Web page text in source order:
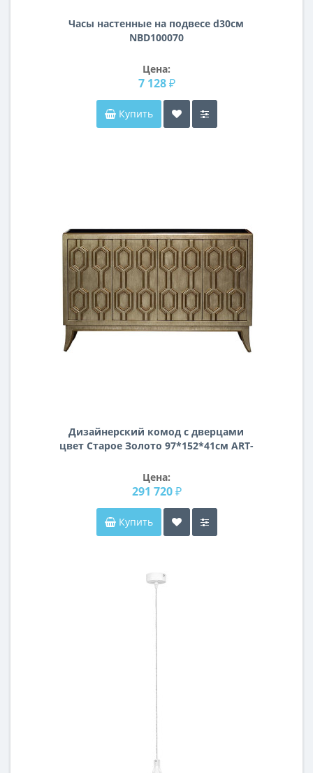
Часы настенные на подвесе d30см
NBD100070
Цена:
7 128 ₽
Купить
Дизайнерский комод с дверцами
цвет Старое Золото 97*152*41см ART-
Цена:
291 720 ₽
Купить